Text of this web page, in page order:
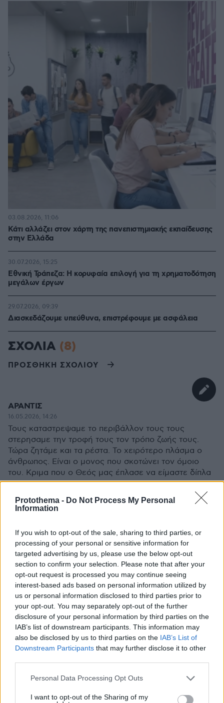
Protothema - Do Not Process My Personal
Information
If you wish to opt-out of the sale, sharing to third parties, or
processing of your personal or sensitive information for
targeted advertising by us, please use the below opt-out
section to confirm your selection. Please note that after your
opt-out request is processed you may continue seeing
interest-based ads based on personal information utilized by
us or personal information disclosed to third parties prior to
your opt-out. You may separately opt-out of the further
disclosure of your personal information by third parties on the
IAB’s list of downstream participants. This information may
also be disclosed by us to third parties on the IAB’s List of
Downstream Participants that may further disclose it to other
Please note that this website/app uses one or more Google
not limited to your visit or usage behaviour. You may click to
Personal Data Processing Opt Outs
I want to opt-out of the Sharing of my
Κάτι αλλάζει στον χάρτη της πανεπιστημιακής εκπαίδευσης
στην Ελλάδα
03.08.2026, 11:06
Εθνική Τράπεζα: Η κορυφαία επιλογή για τη χρηματοδότηση
μεγάλων έργων
30.07.2026, 15:25
Διασκεδάζουμε υπεύθυνα, επιστρέφουμε με ασφάλεια
29.07.2026, 09:39
ΣΧΟΛΙΑ (8)
ΠΡΟΣΘΗΚΗ ΣΧΟΛΙΟΥ
ΑΡΑΝΤΙΣ
16.05.2026, 14:26
Τους καταστρεψαμε το περιβάλλον τους τους
στερησαμε την τροφή τους τον τρόπο ζωής τους.
Τώρα ζητάμε και τα ρέστα. Το χειρότερο πλάσμα ο
άνθρωπος. Είναι ο μονος που σκοτώνει τον όμοιο
του. Κριμα που ο Θεός μας έπλασε να είμαστε δίπλα
του.
ΑΠΑΝΤΗΣΗ
15.05.2026, 20:53
Οι πράσινοι που ενδιαφέρονται ποιο πολύ εμάς τους
υπόλοιπους για το περιβάλλον και να την πάρουν
αγκαλιά και στο σπίτι τους
ΑΠΑΝΤΗΣΗ
ΑΡΑΝΤΙΣ
16.05.2026, 14:35
Πως να αλλάξει ο κόσμος χωρίς γνώση χωρίς
ενσυναισθηση χωρίς αξίες χωρίς σκέψη; Άγνοια
ελαφρότητα και σαχλαμάρα. Αυτά επικρατούν.
ΑΠΑΝΤΗΣΗ
Ματσοτικος